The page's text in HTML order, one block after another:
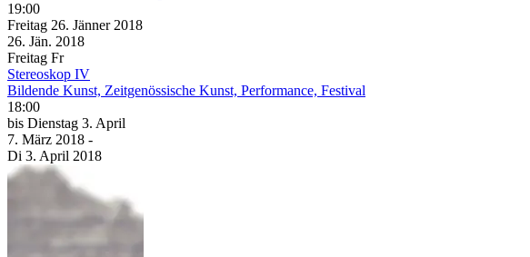
19:00
Freitag 26. Jänner 2018
26. Jän. 2018
Freitag Fr
Stereoskop IV
Bildende Kunst, Zeitgenössische Kunst, Performance, Festival
18:00
bis Dienstag 3. April
7. März 2018 -
Di 3. April 2018